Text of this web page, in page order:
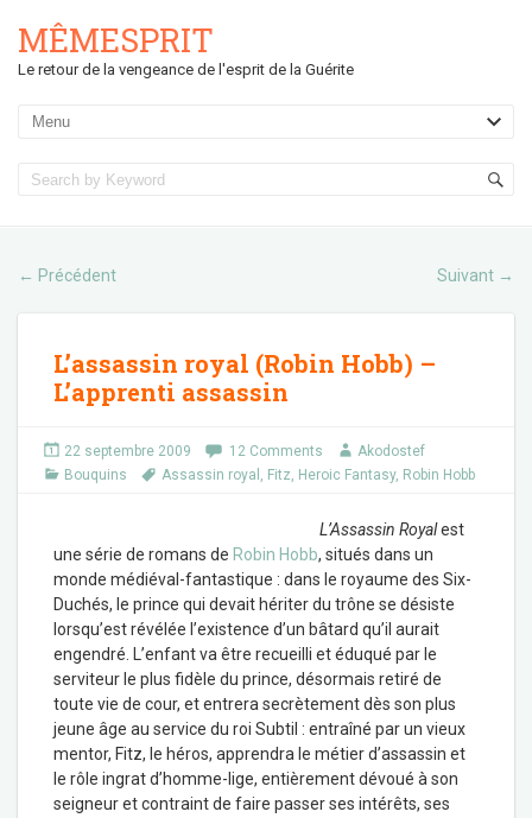
MÊMESPRIT
Le retour de la vengeance de l'esprit de la Guérite
← Précédent Suivant →
L’assassin royal (Robin Hobb) –
L’apprenti assassin
22 septembre 2009 12 Comments
Akodostef
Bouquins
Assassin royal , Fitz, Heroic Fantasy, Robin Hobb
L’Assassin Royalest
une série de romans de Robin Hobb, situés dans un
monde médiéval-fantastique : dans le royaume des Six-
Duchés, le prince qui devait hériter du trône se désiste
lorsqu’est révélée l’existence d’un bâtard qu’il aurait
engendré. L’enfant va être recueilli et éduqué par le
serviteur le plus fidèle du prince, désormais retiré de
toute vie de cour, et entrera secrètement dès son plus
jeune âge au service du roi Subtil : entraîné par un vieux
mentor, Fitz, le héros, apprendra le métier d’assassin et
le rôle ingrat d’homme-lige, entièrement dévoué à son
seigneur et contraint de faire passer ses intérêts, ses